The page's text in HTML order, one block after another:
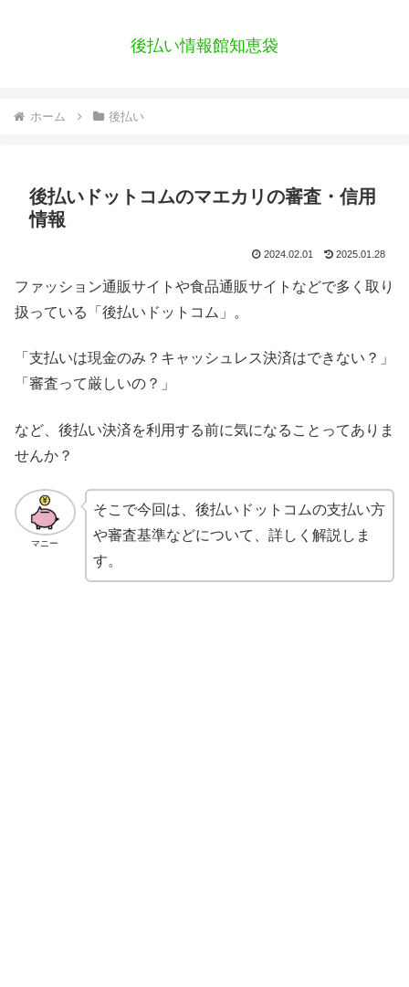
後払い情報館知恵袋
ホーム 後払い
後払いドットコムのマエカリの審査・信用
情報
2024.02.01 2025.01.28
ファッション通販サイトや食品通販サイトなどで多く取り
扱っている「後払いドットコム」。
「支払いは現金のみ？キャッシュレス決済はできない？」
「審査って厳しいの？」
など、後払い決済を利用する前に気になることってありま
せんか？
マニー
そこで今回は、後払いドットコムの支払い方
や審査基準などについて、詳しく解説しま
す。